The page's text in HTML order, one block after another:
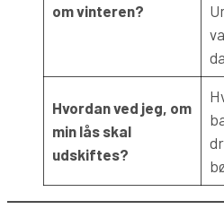
om vinteren?
Hvordan ved jeg, om
min lås skal
udskiftes?